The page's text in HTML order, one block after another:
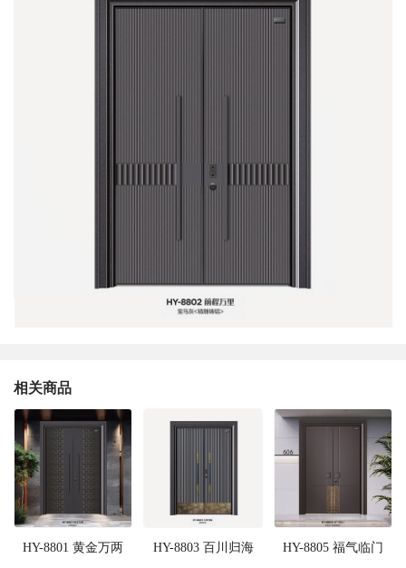
相关商品
HY-8801 黄金万两 HY-8803 百川归海 HY-8805 福气临门